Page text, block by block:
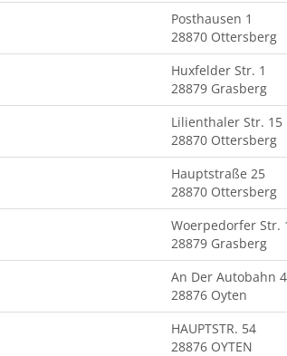
Posthausen 1
28870 Ottersberg
Huxfelder Str. 1
28879 Grasberg
Lilienthaler Str. 15
28870 Ottersberg
Hauptstraße 25
28870 Ottersberg
Woerpedorfer Str.
28879 Grasberg
An Der Autobahn 4
28876 Oyten
HAUPTSTR. 54
28876 OYTEN